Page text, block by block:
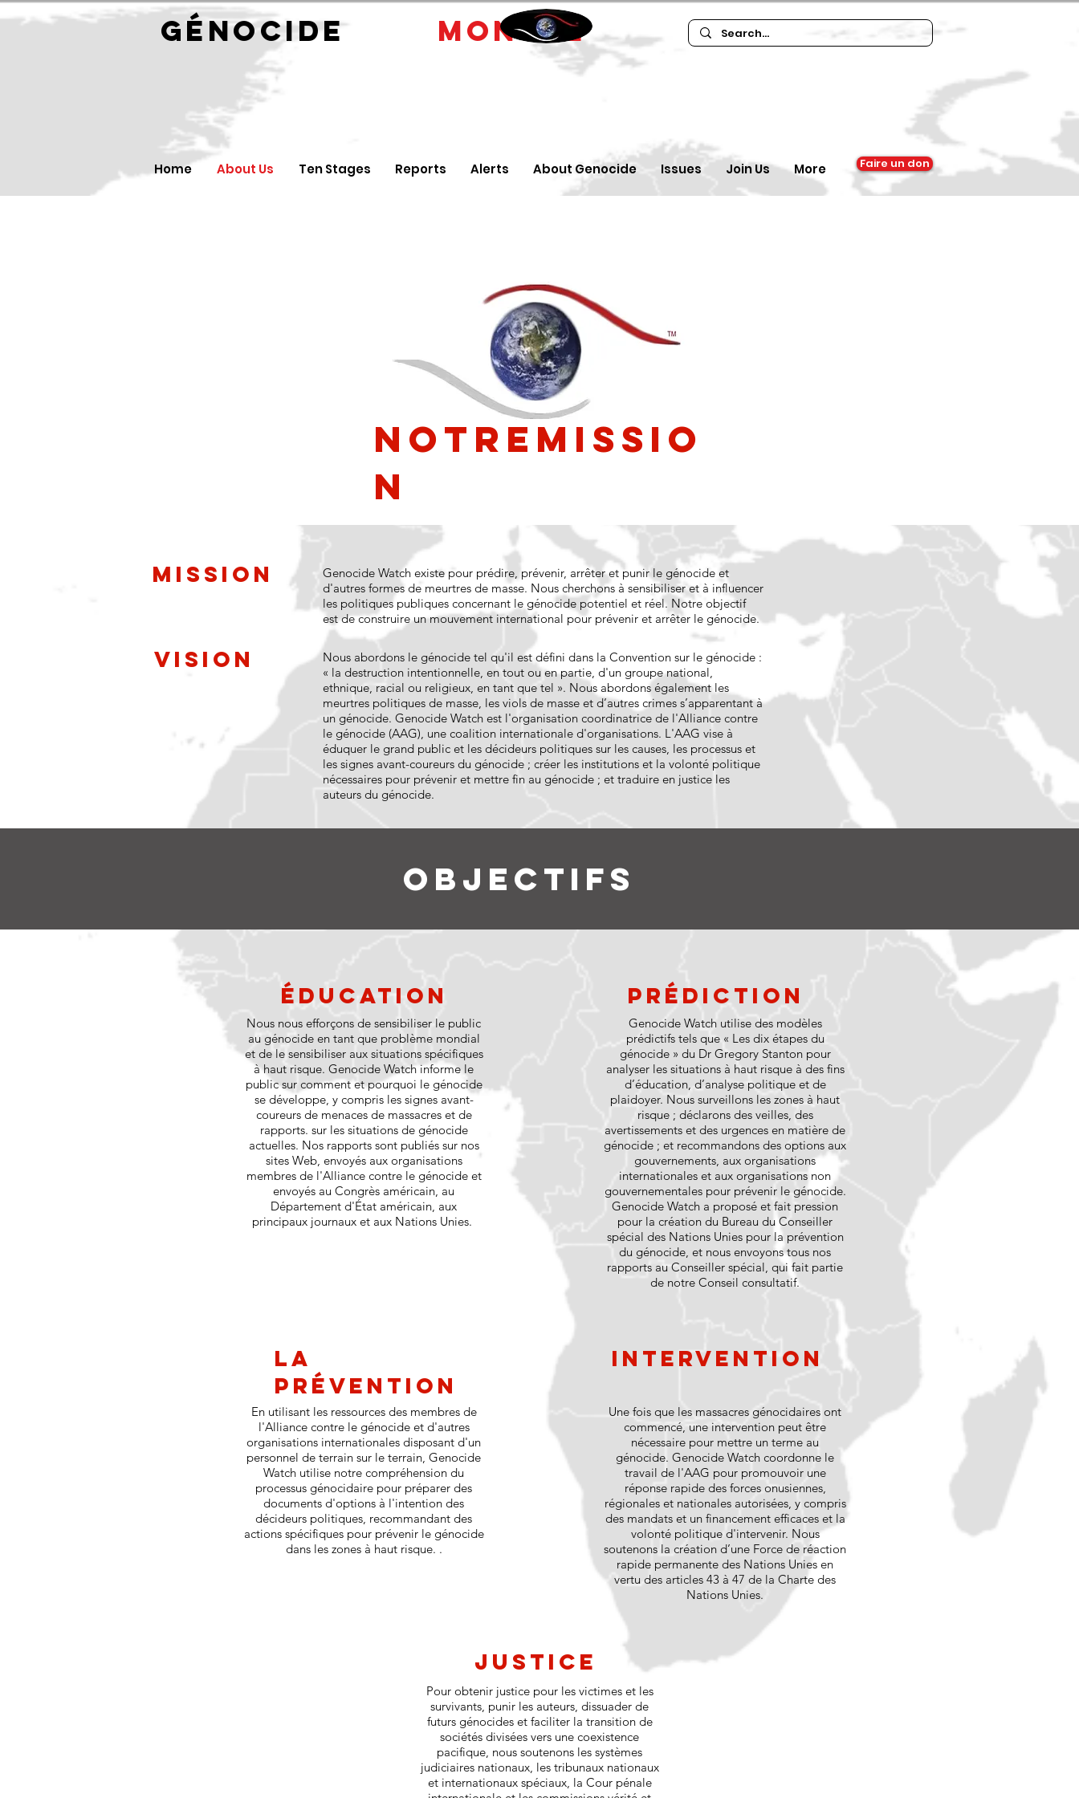
GÉNOCIDE MONTRE
Home About Us Ten Stages Reports Alerts About Genocide Issues Join Us More Faire un don
Notre Missio
n
Mission
Genocide Watch existe pour prédire, prévenir, arrêter et punir le génocide et
d'autres formes de meurtres de masse. Nous cherchons à sensibiliser et à influencer
les politiques publiques concernant le génocide potentiel et réel. Notre objectif
est de construire un mouvement international pour prévenir et arrêter le génocide.
Vision
Nous abordons le génocide tel qu'il est défini dans la Convention sur le génocide :
« la destruction intentionnelle, en tout ou en partie, d'un groupe national,
ethnique, racial ou religieux, en tant que tel ». Nous abordons également les
meurtres politiques de masse, les viols de masse et d’autres crimes s’apparentant à
un génocide. Genocide Watch est l'organisation coordinatrice de l'Alliance contre
le génocide (AAG), une coalition internationale d'organisations. L'AAG vise à
éduquer le grand public et les décideurs politiques sur les causes, les processus et
les signes avant-coureurs du génocide ; créer les institutions et la volonté politique
nécessaires pour prévenir et mettre fin au génocide ; et traduire en justice les
auteurs du génocide.
Objectifs
Éducation
Nous nous efforçons de sensibiliser le public
au génocide en tant que problème mondial
et de le sensibiliser aux situations spécifiques
à haut risque. Genocide Watch informe le
public sur comment et pourquoi le génocide
se développe, y compris les signes avant-
coureurs de menaces de massacres et de
rapports. sur les situations de génocide
actuelles. Nos rapports sont publiés sur nos
sites Web, envoyés aux organisations
membres de l'Alliance contre le génocide et
envoyés au Congrès américain, au
Département d'État américain, aux
principaux journaux et aux Nations Unies.
Prédiction
Genocide Watch utilise des modèles
prédictifs tels que « Les dix étapes du
génocide » du Dr Gregory Stanton pour
analyser les situations à haut risque à des fins
d’éducation, d’analyse politique et de
plaidoyer. Nous surveillons les zones à haut
risque ; déclarons des veilles, des
avertissements et des urgences en matière de
génocide ; et recommandons des options aux
gouvernements, aux organisations
internationales et aux organisations non
gouvernementales pour prévenir le génocide.
Genocide Watch a proposé et fait pression
pour la création du Bureau du Conseiller
spécial des Nations Unies pour la prévention
du génocide, et nous envoyons tous nos
rapports au Conseiller spécial, qui fait partie
de notre Conseil consultatif.
La
prévention
En utilisant les ressources des membres de
l'Alliance contre le génocide et d'autres
organisations internationales disposant d'un
personnel de terrain sur le terrain, Genocide
Watch utilise notre compréhension du
processus génocidaire pour préparer des
documents d'options à l'intention des
décideurs politiques, recommandant des
actions spécifiques pour prévenir le génocide
dans les zones à haut risque. .
Intervention
Une fois que les massacres génocidaires ont
commencé, une intervention peut être
nécessaire pour mettre un terme au
génocide. Genocide Watch coordonne le
travail de l'AAG pour promouvoir une
réponse rapide des forces onusiennes,
régionales et nationales autorisées, y compris
des mandats et un financement efficaces et la
volonté politique d'intervenir. Nous
soutenons la création d’une Force de réaction
rapide permanente des Nations Unies en
vertu des articles 43 à 47 de la Charte des
Nations Unies.
Justice
Pour obtenir justice pour les victimes et les
survivants, punir les auteurs, dissuader de
futurs génocides et faciliter la transition de
sociétés divisées vers une coexistence
pacifique, nous soutenons les systèmes
judiciaires nationaux, les tribunaux nationaux
et internationaux spéciaux, la Cour pénale